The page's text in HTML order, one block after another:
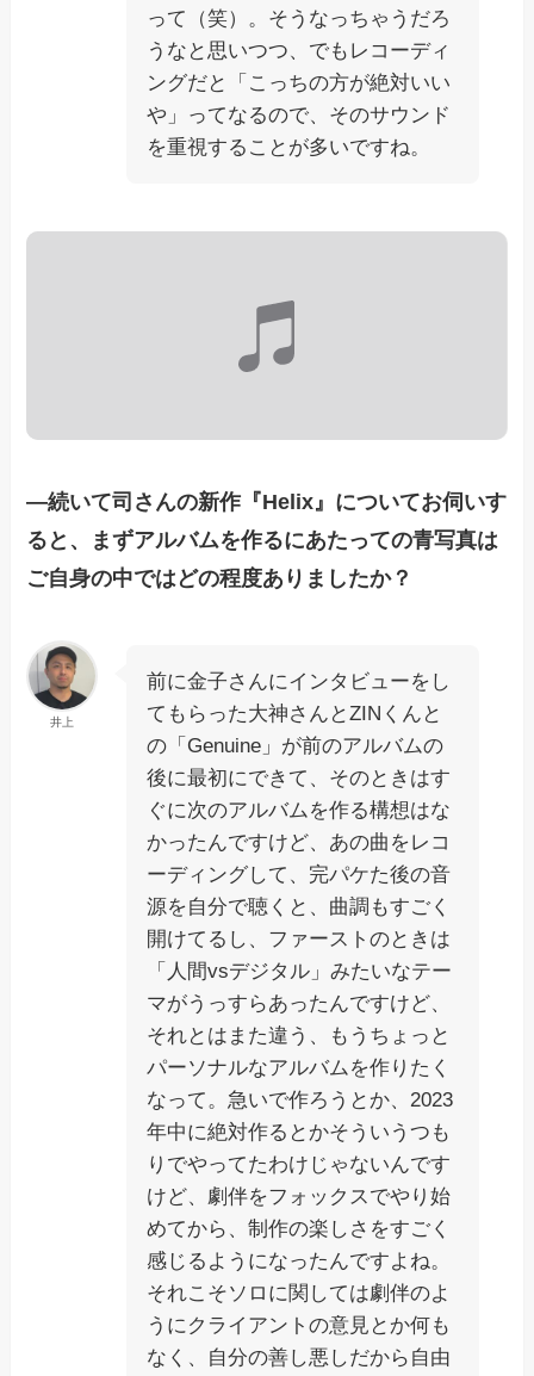
って（笑）。そうなっちゃうだろ
うなと思いつつ、でもレコーディ
ングだと「こっちの方が絶対いい
や」ってなるので、そのサウンド
を重視することが多いですね。
―続いて司さんの新作『Helix』についてお伺いす
ると、まずアルバムを作るにあたっての青写真は
ご自身の中ではどの程度ありましたか？
井上
前に金子さんにインタビューをし
てもらった大神さんとZINくんと
の「Genuine」が前のアルバムの
後に最初にできて、そのときはす
ぐに次のアルバムを作る構想はな
かったんですけど、あの曲をレコ
ーディングして、完パケた後の音
源を自分で聴くと、曲調もすごく
開けてるし、ファーストのときは
「人間vsデジタル」みたいなテー
マがうっすらあったんですけど、
それとはまた違う、もうちょっと
パーソナルなアルバムを作りたく
なって。急いで作ろうとか、2023
年中に絶対作るとかそういうつも
りでやってたわけじゃないんです
けど、劇伴をフォックスでやり始
めてから、制作の楽しさをすごく
感じるようになったんですよね。
それこそソロに関しては劇伴のよ
うにクライアントの意見とか何も
なく、自分の善し悪しだから自由